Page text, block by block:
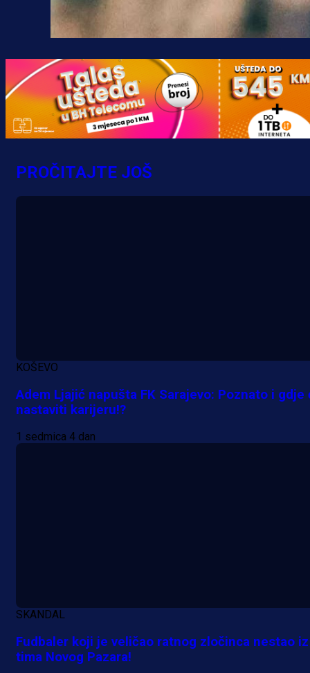
PROČITAJTE JOŠ
KOŠEVO
Adem Ljajić napušta FK Sarajevo: Poznato i gdje
nastaviti karijeru!?
1 sedmica 4 dan
SKANDAL
Fudbaler koji je veličao ratnog zločinca nestao iz
tima Novog Pazara!